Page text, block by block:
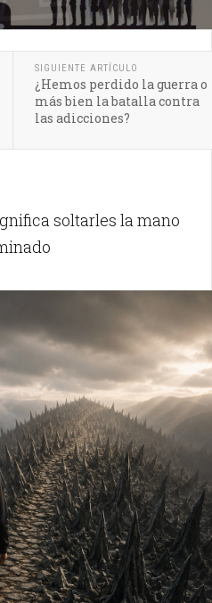
SIGUIENTE ARTÍCULO
¿Hemos perdido la guerra o
más bien la batalla contra
las adicciones?
soltarles la mano